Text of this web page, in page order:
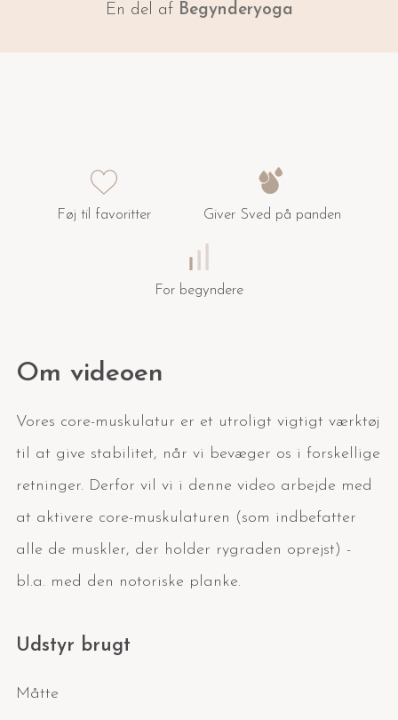
En del af Begynder­yoga
Føj til favoritter Giver Sved på panden
For begyndere
Om videoen
Vores core-muskulatur er et utroligt vigtigt værktøj
til at give stabilitet, når vi bevæger os i forskellige
retninger. Derfor vil vi i denne video arbejde med
at aktivere core-muskulaturen (som indbefatter
alle de muskler, der holder rygraden oprejst) -
bl.a. med den notoriske planke.
Udstyr brugt
Måtte